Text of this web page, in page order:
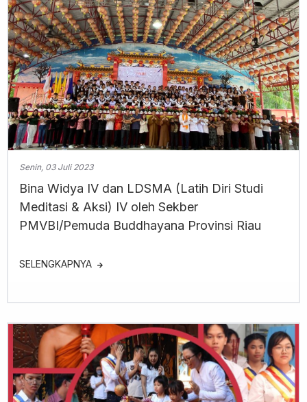
Senin, 03 Juli 2023
Bina Widya IV dan LDSMA (Latih Diri Studi
Meditasi & Aksi) IV oleh Sekber
PMVBI/Pemuda Buddhayana Provinsi Riau
SELENGKAPNYA